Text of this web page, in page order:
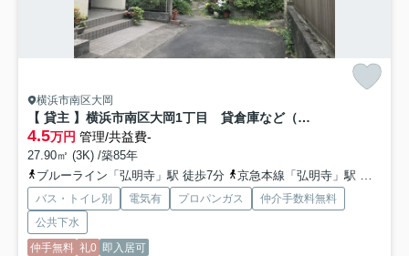
横浜市南区大岡
【 貸主 】横浜市南区大岡1丁目 貸倉庫など（業種相談）
4.5万円 管理/共益費-
27.90㎡ (3K) /築85年
ブルーライン「弘明寺」駅 徒歩7分
京急本線「弘明寺」駅 バス14分
バス・トイレ別 電気有 プロパンガス
仲介手数料無料
公共下水
仲手無料 礼0 即入居可